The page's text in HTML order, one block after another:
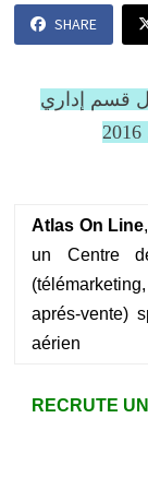
SHARE
قسم إداري
Atlas On Line
un Centre
aprés-vente)
aérien
RECRUTE